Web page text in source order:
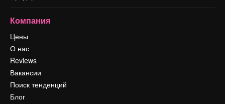
Компания
Цены
О нас
Reviews
Вакансии
Поиск тенденций
Блог